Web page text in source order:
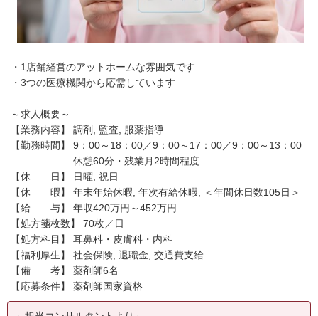
・1店舗経営のアットホームな雰囲気です
・3つの医療機関から応需しています
～求人概要～
【業務内容】 調剤, 監査, 服薬指導
【勤務時間】 9：00～18：00／9：00～17：00／9：00～13：00
休憩60分・残業月2時間程度
【休 日】 日曜, 祝日
【休 暇】 年末年始休暇, 年次有給休暇, ＜年間休日数105日＞
【給 与】 年収420万円～452万円
【処方箋枚数】 70枚／日
【処方科目】 耳鼻科・皮膚科・内科
【福利厚生】 社会保険, 退職金, 交通費支給
【備 考】 薬剤師6名
【応募条件】 薬剤師国家資格